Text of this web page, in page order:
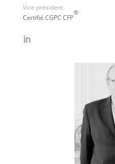
Vice président
Certifié CGPC CFP
®